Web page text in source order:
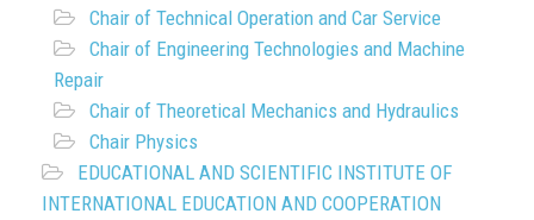
Chair of Technical Operation and Car Service
Chair of Engineering Technologies and Machine
Repair
Chair of Theoretical Mechanics and Hydraulics
Chair Physics
EDUCATIONAL AND SCIENTIFIC INSTITUTE OF
INTERNATIONAL EDUCATION AND COOPERATION